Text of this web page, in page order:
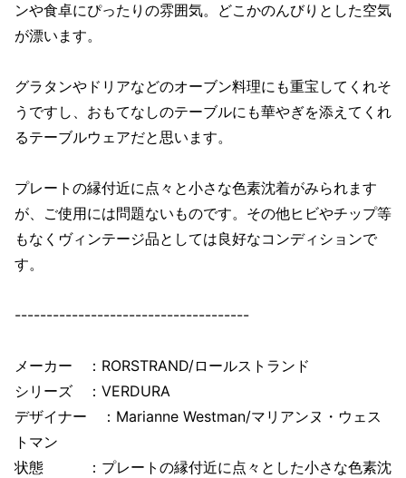
ンや食卓にぴったりの雰囲気。どこかのんびりとした空気
が漂います。
グラタンやドリアなどのオーブン料理にも重宝してくれそ
うですし、おもてなしのテーブルにも華やぎを添えてくれ
るテーブルウェアだと思います。
プレートの縁付近に点々と小さな色素沈着がみられます
が、ご使用には問題ないものです。その他ヒビやチップ等
もなくヴィンテージ品としては良好なコンディションで
す。
-------------------------------------
メーカー ：RORSTRAND/ロールストランド
シリーズ ：VERDURA
デザイナー ：Marianne Westman/マリアンヌ・ウェス
トマン
状態 ：プレートの縁付近に点々とした小さな色素沈